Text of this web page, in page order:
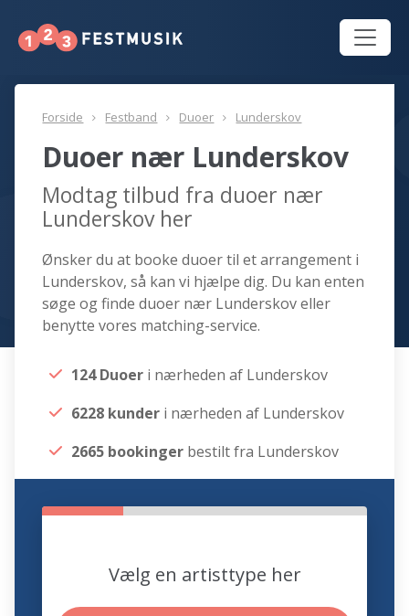
Forside Festband Duoer Lunderskov
Duoer nær Lunderskov
Modtag tilbud fra duoer nær
Lunderskov her
Ønsker du at booke duoer til et arrangement i
Lunderskov, så kan vi hjælpe dig. Du kan enten
søge og finde duoer nær Lunderskov eller
benytte vores matching-service.
124 Duoer i nærheden af Lunderskov
6228 kunder i nærheden af Lunderskov
2665 bookinger bestilt fra Lunderskov
Vælg en artisttype her